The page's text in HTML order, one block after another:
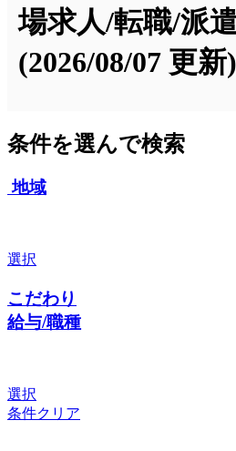
場求人/転職/派
(2026/08/07 更新)
条件を選んで検索
地域
選択
こだわり
給与/職種
選択
条件クリア